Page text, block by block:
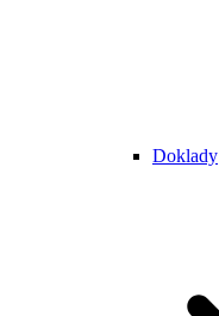
Doklady